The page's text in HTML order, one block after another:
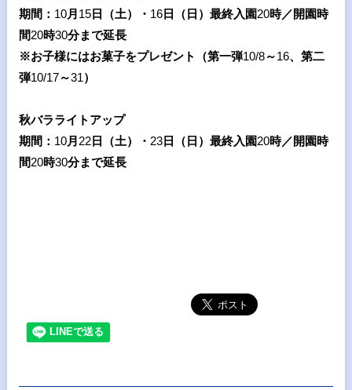
期間： 10月 15日（土）・ 16日（日）最終入園20時／開園時
間20時30分まで延長
※お子様にはお菓子をプレゼント（第一弾10/8～16、第二
弾10/17～31）
秋バラライトアップ
期間： 10月 22日（土）・ 23日（日）最終入園20時／開園時
間20時30分まで延長